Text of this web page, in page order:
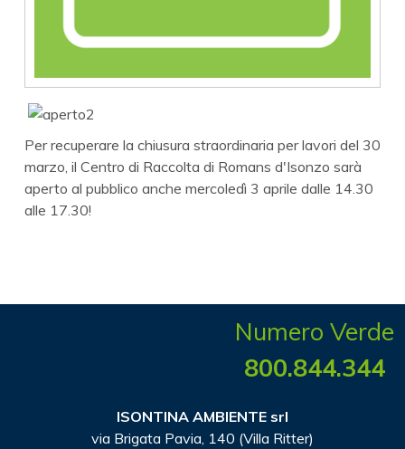
Per recuperare la chiusura straordinaria per lavori del 30
marzo, il Centro di Raccolta di Romans d'Isonzo sarà
aperto al pubblico anche mercoledì 3 aprile dalle 14.30
alle 17.30!
Numero Verde
800.844.344
ISONTINA AMBIENTE srl
via Brigata Pavia, 140 (Villa Ritter)